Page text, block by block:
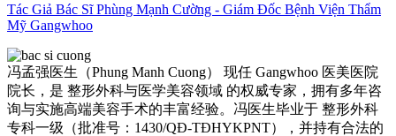
Tác Giả Bác Sĩ Phùng Mạnh Cường - Giám Đốc Bệnh Viện Thẩm
Mỹ Gangwhoo
冯孟强医生（Phung Manh Cuong） 现任 Gangwhoo 医美医院
院长，是 整形外科与医学美容领域 的权威专家，拥有多年咨
询与实施高端美容手术的丰富经验。冯医生毕业于 整形外科
专科一级（批准号：1430/QĐ-TĐHYKPNT），并持有合法的